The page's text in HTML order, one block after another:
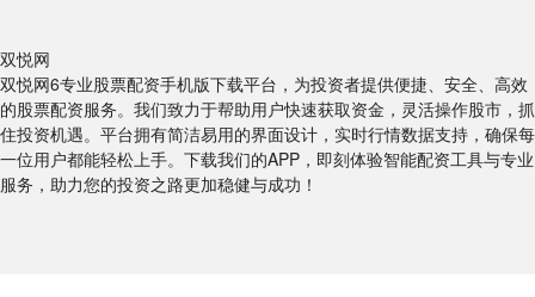
双悦网
双悦网6专业股票配资手机版下载平台，为投资者提供便捷、安全、高效
的股票配资服务。我们致力于帮助用户快速获取资金，灵活操作股市，抓
住投资机遇。平台拥有简洁易用的界面设计，实时行情数据支持，确保每
一位用户都能轻松上手。下载我们的APP，即刻体验智能配资工具与专业
服务，助力您的投资之路更加稳健与成功！